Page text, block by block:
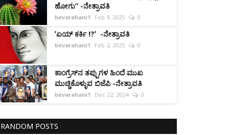
ಹೋಗು” -ನೇತ್ರಾವತಿ
bevarahani1 Feb 9, 2025 0
ʼಏಯ್ ಕರ್ಕಿ !?ʼ -ನೇತ್ರಾವತಿ
bevarahani1 Feb 2, 2025 0
ಕಾಂಗ್ರೆಸ್‌ನ ತಪ್ಪುಗಳ ಹಿಂದೆ ಮುಖ
ಮುಚ್ಚಿಕೊಳ್ಳುವ ಬಿಜೆಪಿ -ನೇತ್ರಾವತಿ
bevarahani1 Dec 22, 2024 0
RANDOM POSTS